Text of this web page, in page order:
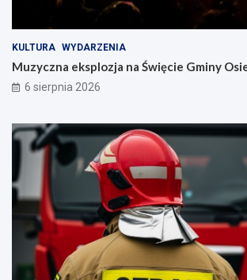
KULTURA WYDARZENIA
Muzyczna eksplozja na Święcie Gminy
6 sierpnia 2026